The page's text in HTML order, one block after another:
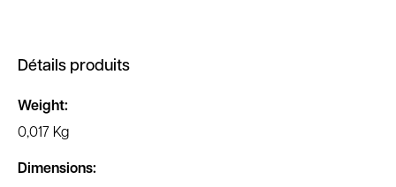
Détails produits
Weight:
0,017 Kg
Dimensions: